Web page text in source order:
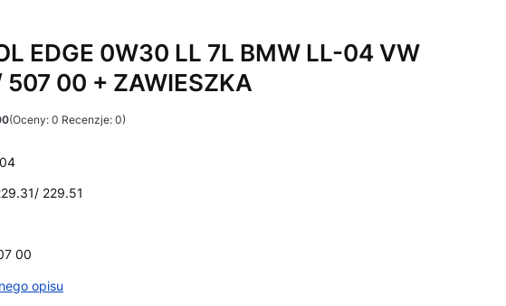
EDGE 0W30 LL 7L BMW LL-04 VW
00 + ZAWIESZKA
(Oceny: 0 Recenzje: 0)
229.51
00
opisu